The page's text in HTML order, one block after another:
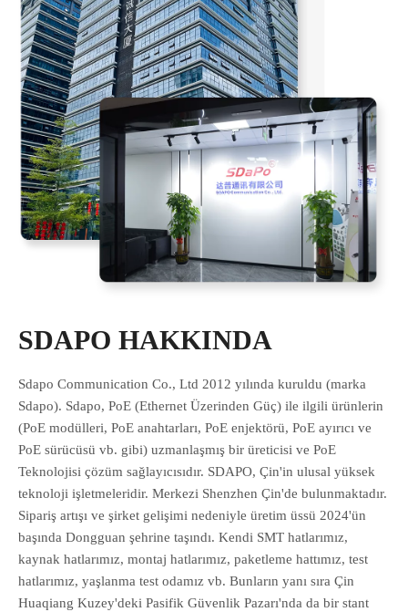
SDAPO HAKKINDA
Sdapo Communication Co., Ltd 2012 yılında kuruldu (marka
Sdapo). Sdapo, PoE (Ethernet Üzerinden Güç) ile ilgili ürünlerin
(PoE modülleri, PoE anahtarları, PoE enjektörü, PoE ayırıcı ve
PoE sürücüsü vb. gibi) uzmanlaşmış bir üreticisi ve PoE
Teknolojisi çözüm sağlayıcısıdır. SDAPO, Çin'in ulusal yüksek
teknoloji işletmeleridir. Merkezi Shenzhen Çin'de bulunmaktadır.
Sipariş artışı ve şirket gelişimi nedeniyle üretim üssü 2024'ün
başında Dongguan şehrine taşındı. Kendi SMT hatlarımız,
kaynak hatlarımız, montaj hatlarımız, paketleme hattımız, test
hatlarımız, yaşlanma test odamız vb. Bunların yanı sıra Çin
Huaqiang Kuzey'deki Pasifik Güvenlik Pazarı'nda da bir stant